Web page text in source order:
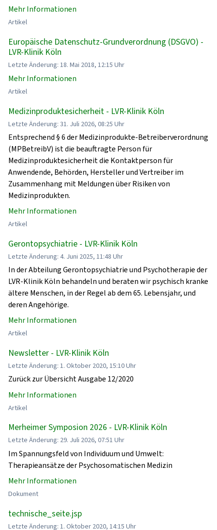
Mehr Informationen
Artikel
Europäische Datenschutz-Grundverordnung (DSGVO) -
LVR-Klinik Köln
Letzte Änderung: 18. Mai 2018, 12:15 Uhr
Mehr Informationen
Artikel
Medizinproduktesicherheit - LVR-Klinik Köln
Letzte Änderung: 31. Juli 2026, 08:25 Uhr
Entsprechend § 6 der Medizinprodukte-Betreiberverordnung
(MPBetreibV) ist die beauftragte Person für
Medizinproduktesicherheit die Kontaktperson für
Anwendende, Behörden, Hersteller und Vertreiber im
Zusammenhang mit Meldungen über Risiken von
Medizinprodukten.
Mehr Informationen
Artikel
Gerontopsychiatrie - LVR-Klinik Köln
Letzte Änderung: 4. Juni 2025, 11:48 Uhr
In der Abteilung Gerontopsychiatrie und Psychotherapie der
LVR-Klinik Köln behandeln und beraten wir psychisch kranke
ältere Menschen, in der Regel ab dem 65. Lebensjahr, und
deren Angehörige.
Mehr Informationen
Artikel
Newsletter - LVR-Klinik Köln
Letzte Änderung: 1. Oktober 2020, 15:10 Uhr
Zurück zur Übersicht Ausgabe 12/2020
Mehr Informationen
Artikel
Merheimer Symposion 2026 - LVR-Klinik Köln
Letzte Änderung: 29. Juli 2026, 07:51 Uhr
Im Spannungsfeld von Individuum und Umwelt:
Therapieansätze der Psychosomatischen Medizin
Mehr Informationen
Dokument
technische_seite.jsp
Letzte Änderung: 1. Oktober 2020, 14:15 Uhr